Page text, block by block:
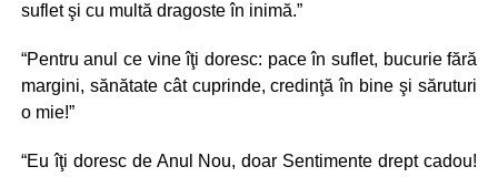
suflet şi cu multă dragoste în inimă.”
“Pentru anul ce vine îţi doresc: pace în suflet, bucurie fără
margini, sănătate cât cuprinde, credinţă în bine şi săruturi
o mie!”
“Eu îţi doresc de Anul Nou, doar Sentimente drept cadou!